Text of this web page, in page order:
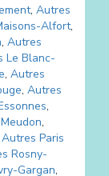
, Autres
Alfort,
, Autres
Le Blanc-
, Autres
, Autres
,
Meudon,
Autres Paris
Rosny-
Gargan,